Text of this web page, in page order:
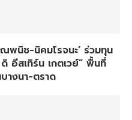
พนิช-นิคมโรจนะ’ ร่วมทุน
อีสเทิร์น เกตเวย์” พื้นที่
างนา-ตราด